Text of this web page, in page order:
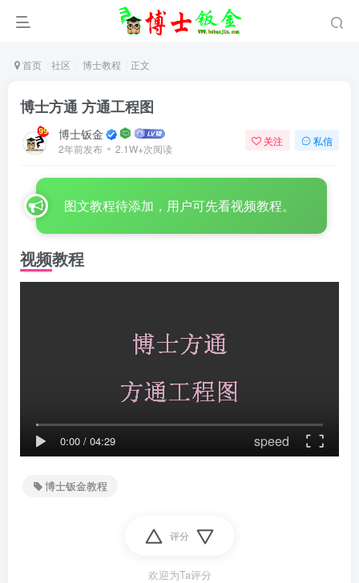
首页 社区 博士教程 正文
博士方通 方通工程图
博士钣金
2年前发布 2.1W+次阅读
关注 私信
图文教程待添加，用户可先看视频教程。
视频教程
0:00 / 04:29 speed
博士钣金教程
评分
欢迎为Ta评分